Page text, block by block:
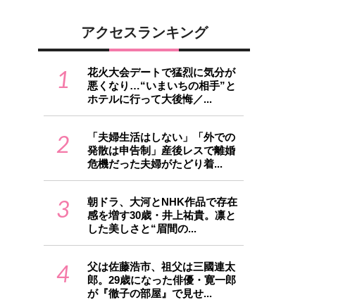
アクセスランキング
1
花火大会デートで猛烈に気分が
悪くなり…“いまいちの相手”と
ホテルに行って大後悔／...
2
「夫婦生活はしない」「外での
発散は申告制」産後レスで離婚
危機だった夫婦がたどり着...
3
朝ドラ、大河とNHK作品で存在
感を増す30歳・井上祐貴。凛と
した美しさと“眉間の...
4
父は佐藤浩市、祖父は三國連太
郎。29歳になった俳優・寛一郎
が『徹子の部屋』で見せ...